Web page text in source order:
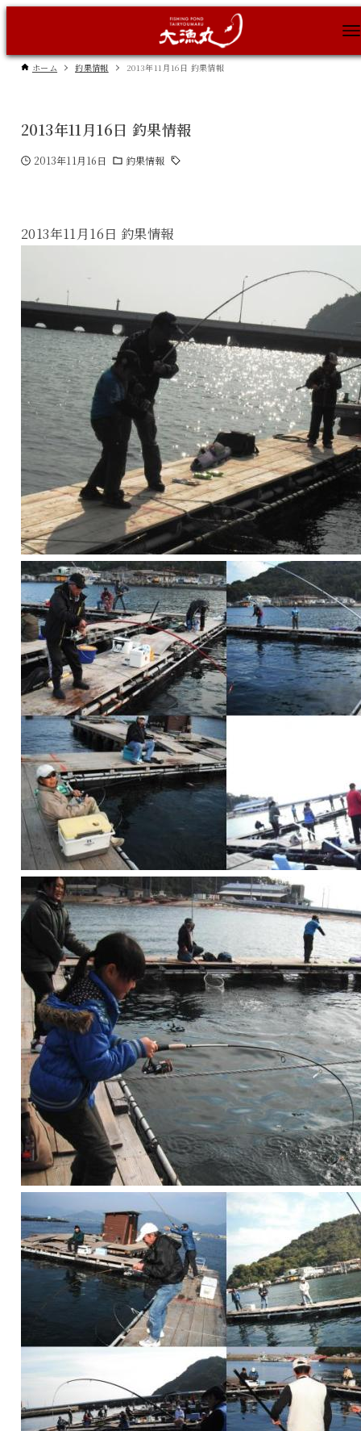
ホーム 釣果情報 2013年11月16日 釣果情報
2013年11月16日 釣果情報
2013年11月16日 釣果情報
2013年11月16日 釣果情報